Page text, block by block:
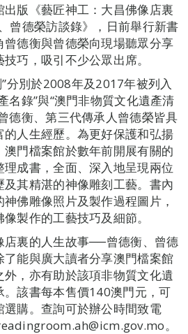
版《藝匠神工：大昌佛像店裏
曾德榮訪談錄》，日前舉行新書
德衡與曾德榮向現場聽眾分享
巧，吸引不少公眾出席。
分別於2008年及2017年被列入
名錄”與“澳門非物質文化遺產清
德衡、第三代傳承人曾德榮皆具
人生經歷。為更好保護和弘揚
門檔案館於數年前開展有關的
成書，全面、深入地呈現兩位
其精湛的神像雕刻工藝。書內
佛雕像照片及製作過程圖片，
製作的工藝技巧及細節。
店裏的人生故事──曾德衡、曾德
能與廣大讀者分享澳門檔案館
，亦有助於該項非物質文化遺
。該書每本售價140澳門元，可
購。查詢可於辦公時間致電
。